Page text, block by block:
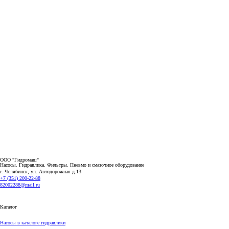
ООО "Гидромаш"
Насосы. Гидравлика. Фильтры. Пневмо и смазочное оборудование
г. Челябинск, ул. Автодорожная д.13
+7 (351) 200-22-88
82002288@mail.ru
Каталог
Насосы в каталоге гидравлики